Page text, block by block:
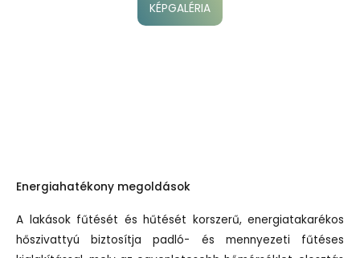
KÉPGALÉRIA
Energiahatékony megoldások
A lakások fűtését és hűtését korszerű, energiatakarékos
hőszivattyú biztosítja padló- és mennyezeti fűtéses